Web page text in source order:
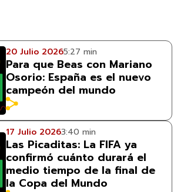
20 Julio 20265:27 min
Para que Beas con Mariano
Osorio: España es el nuevo
campeón del mundo
17 Julio 20263:40 min
Las Picaditas: La FIFA ya
confirmó cuánto durará el
medio tiempo de la final de
la Copa del Mundo